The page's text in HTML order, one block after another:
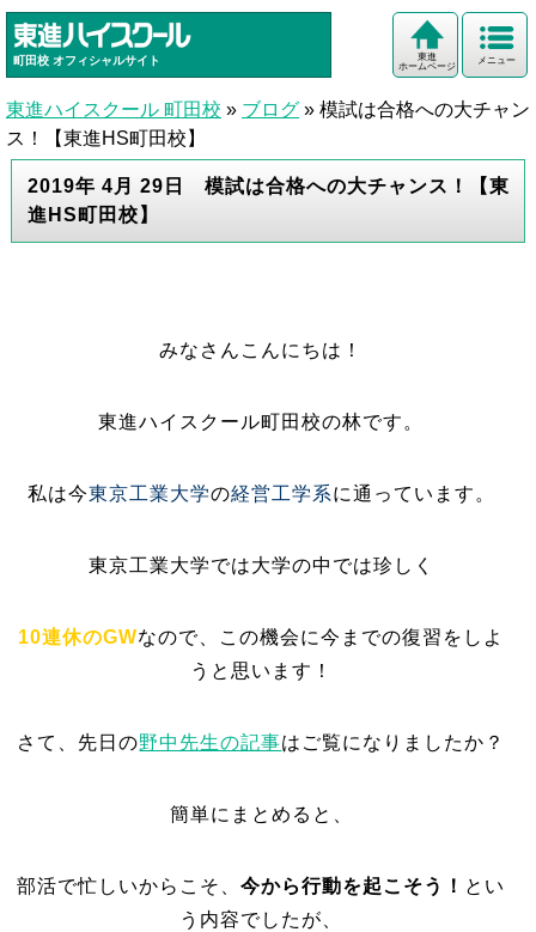
町田校 オフィシャルサイト メニュー
東進
ホームページ
東進ハイスクール 町田校 » ブログ » 模試は合格への大チャン
ス！【東進HS町田校】
2019年 4月 29日 模試は合格への大チャンス！【東
進HS町田校】
みなさんこんにちは！
東進ハイスクール町田校の林です。
私は今東京工業大学の経営工学系に通っています。
東京工業大学では大学の中では珍しく
10連休のGWなので、この機会に今までの復習をしよ
うと思います！
さて、先日の野中先生の記事はご覧になりましたか？
簡単にまとめると、
部活で忙しいからこそ、今から行動を起こそう！ とい
う内容でしたが、